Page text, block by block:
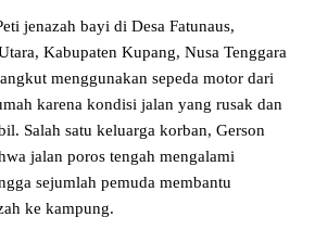
jenazah bayi di Desa Fatunaus,
Kabupaten Kupang, Nusa Tenggara
menggunakan sepeda motor dari
karena kondisi jalan yang rusak dan
Salah satu keluarga korban, Gerson
jalan poros tengah mengalami
sejumlah pemuda membantu
ke kampung.